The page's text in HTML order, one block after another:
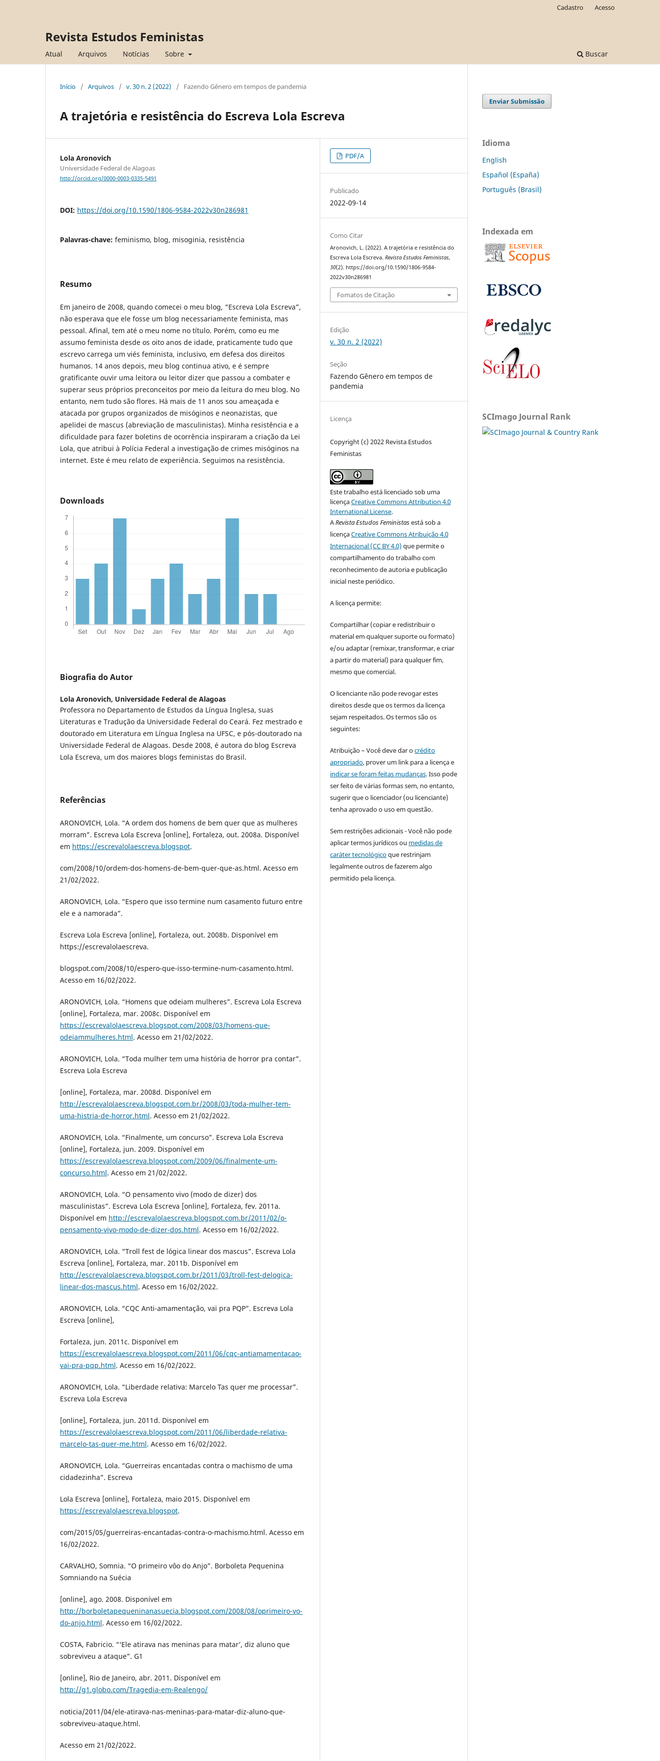
Revista Estudos Feministas
Atual Arquivos Notícias Sobre Buscar
Cadastro Acesso
Início / Arquivos / v. 30 n. 2 (2022) / Fazendo Gênero em tempos de pandemia
A trajetória e resistência do Escreva Lola Escreva
Lola Aronovich
Universidade Federal de Alagoas
http://orcid.org/0000-0003-0335-5491
DOI: https://doi.org/10.1590/1806-9584-2022v30n286981
Palavras-chave: feminismo, blog, misoginia, resistência
Resumo
Em janeiro de 2008, quando comecei o meu blog, “Escreva Lola Escreva”,
não esperava que ele fosse um blog necessariamente feminista, mas
pessoal. Afinal, tem até o meu nome no título. Porém, como eu me
assumo feminista desde os oito anos de idade, praticamente tudo que
escrevo carrega um viés feminista, inclusivo, em defesa dos direitos
humanos. 14 anos depois, meu blog continua ativo, e é sempre
gratificante ouvir uma leitora ou leitor dizer que passou a combater e
superar seus próprios preconceitos por meio da leitura do meu blog. No
entanto, nem tudo são flores. Há mais de 11 anos sou ameaçada e
atacada por grupos organizados de misóginos e neonazistas, que
apelidei de mascus (abreviação de masculinistas). Minha resistência e a
dificuldade para fazer boletins de ocorrência inspiraram a criação da Lei
Lola, que atribui à Polícia Federal a investigação de crimes misóginos na
internet. Este é meu relato de experiência. Seguimos na resistência.
Downloads
Biografia do Autor
Lola Aronovich, Universidade Federal de Alagoas
Professora no Departamento de Estudos da Língua Inglesa, suas
Literaturas e Tradução da Universidade Federal do Ceará. Fez mestrado e
doutorado em Literatura em Língua Inglesa na UFSC, e pós-doutorado na
Universidade Federal de Alagoas. Desde 2008, é autora do blog Escreva
Lola Escreva, um dos maiores blogs feministas do Brasil.
Referências
ARONOVICH, Lola. “A ordem dos homens de bem quer que as mulheres
morram”. Escreva Lola Escreva [online], Fortaleza, out. 2008a. Disponível
em https://escrevalolaescreva.blogspot.
com/2008/10/ordem-dos-homens-de-bem-quer-que-as.html. Acesso em
21/02/2022.
ARONOVICH, Lola. “Espero que isso termine num casamento futuro entre
ele e a namorada”.
Escreva Lola Escreva [online], Fortaleza, out. 2008b. Disponível em
https://escrevalolaescreva.
blogspot.com/2008/10/espero-que-isso-termine-num-casamento.html.
Acesso em 16/02/2022.
ARONOVICH, Lola. “Homens que odeiam mulheres”. Escreva Lola Escreva
[online], Fortaleza, mar. 2008c. Disponível em
https://escrevalolaescreva.blogspot.com/2008/03/homens-que-
odeiammulheres.html. Acesso em 21/02/2022.
ARONOVICH, Lola. “Toda mulher tem uma história de horror pra contar”.
Escreva Lola Escreva
[online], Fortaleza, mar. 2008d. Disponível em
http://escrevalolaescreva.blogspot.com.br/2008/03/toda-mulher-tem-
uma-histria-de-horror.html. Acesso em 21/02/2022.
ARONOVICH, Lola. “Finalmente, um concurso”. Escreva Lola Escreva
[online], Fortaleza, jun. 2009. Disponível em
https://escrevalolaescreva.blogspot.com/2009/06/finalmente-um-
concurso.html. Acesso em 21/02/2022.
ARONOVICH, Lola. “O pensamento vivo (modo de dizer) dos
masculinistas”. Escreva Lola Escreva [online], Fortaleza, fev. 2011a.
Disponível em http://escrevalolaescreva.blogspot.com.br/2011/02/o-
pensamento-vivo-modo-de-dizer-dos.html. Acesso em 16/02/2022.
ARONOVICH, Lola. “Troll fest de lógica linear dos mascus”. Escreva Lola
Escreva [online], Fortaleza, mar. 2011b. Disponível em
http://escrevalolaescreva.blogspot.com.br/2011/03/troll-fest-delogica-
linear-dos-mascus.html. Acesso em 16/02/2022.
ARONOVICH, Lola. “CQC Anti-amamentação, vai pra PQP”. Escreva Lola
Escreva [online],
Fortaleza, jun. 2011c. Disponível em
https://escrevalolaescreva.blogspot.com/2011/06/cqc-antiamamentacao-
vai-pra-pqp.html. Acesso em 16/02/2022.
ARONOVICH, Lola. “Liberdade relativa: Marcelo Tas quer me processar”.
Escreva Lola Escreva
[online], Fortaleza, jun. 2011d. Disponível em
https://escrevalolaescreva.blogspot.com/2011/06/liberdade-relativa-
marcelo-tas-quer-me.html. Acesso em 16/02/2022.
ARONOVICH, Lola. “Guerreiras encantadas contra o machismo de uma
cidadezinha”. Escreva
Lola Escreva [online], Fortaleza, maio 2015. Disponível em
https://escrevalolaescreva.blogspot.
com/2015/05/guerreiras-encantadas-contra-o-machismo.html. Acesso em
16/02/2022.
CARVALHO, Somnia. “O primeiro vôo do Anjo”. Borboleta Pequenina
Somniando na Suécia
[online], ago. 2008. Disponível em
http://borboletapequeninanasuecia.blogspot.com/2008/08/oprimeiro-vo-
do-anjo.html. Acesso em 16/02/2022.
COSTA, Fabricio. “‘Ele atirava nas meninas para matar’, diz aluno que
sobreviveu a ataque”. G1
[online], Rio de Janeiro, abr. 2011. Disponível em
http://g1.globo.com/Tragedia-em-Realengo/
noticia/2011/04/ele-atirava-nas-meninas-para-matar-diz-aluno-que-
sobreviveu-ataque.html.
Acesso em 21/02/2022.
PDF/A
Publicado
2022-09-14
Como Citar
Aronovich, L. (2022). A trajetória e resistência do
Escreva Lola Escreva.Revista Estudos Feministas,
30(2). https://doi.org/10.1590/1806-9584-
2022v30n286981
Fomatos de Citação
Edição
v. 30 n. 2 (2022)
Seção
Fazendo Gênero em tempos de
pandemia
Licença
Copyright (c) 2022 Revista Estudos
Feministas
Este trabalho está licenciado sob uma
licençaCreative Commons Attribution 4.0
International License.
ARevista Estudos Feministasestá sob a
licençaCreative Commons Atribuição 4.0
Internacional (CC BY 4.0) que permite o
compartilhamento do trabalho com
reconhecimento de autoria e publicação
inicial neste periódico.
A licença permite:
Compartilhar (copiar e redistribuir o
material em qualquer suporte ou formato)
e/ou adaptar (remixar, transformar, e criar
a partir do material) para qualquer fim,
mesmo que comercial.
O licenciante não pode revogar estes
direitos desde que os termos da licença
sejam respeitados. Os termos são os
seguintes:
Atribuição – Você deve dar ocrédito
apropriado, prover um link para a licença e
indicar se foram feitas mudanças. Isso pode
ser feito de várias formas sem, no entanto,
sugerir que o licenciador (ou licenciante)
tenha aprovado o uso em questão.
Sem restrições adicionais - Você não pode
aplicar termos jurídicos ou medidas de
caráter tecnológicoque restrinjam
legalmente outros de fazerem algo
permitido pela licença.
Enviar Submissão
Idioma
English
Español (España)
Português (Brasil)
Indexada em
SCImago Journal Rank